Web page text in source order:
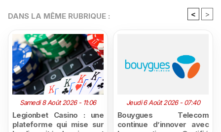
DANS LA MÊME RUBRIQUE : < >
Samedi 8 Août 2026 - 11:06
Legionbet Casino : une
plateforme qui mise sur
Jeudi 6 Août 2026 - 07:40
Bouygues Telecom
continue d’innover avec